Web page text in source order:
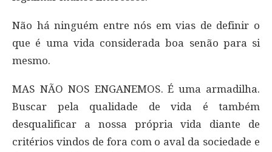
Não há ninguém entre nós em vias de definir o
que é uma vida considerada boa senão para si
mesmo.
MAS NÃO NOS ENGANEMOS. É uma armadilha.
Buscar pela qualidade de vida é também
desqualificar a nossa própria vida diante de
critérios vindos de fora com o aval da sociedade e